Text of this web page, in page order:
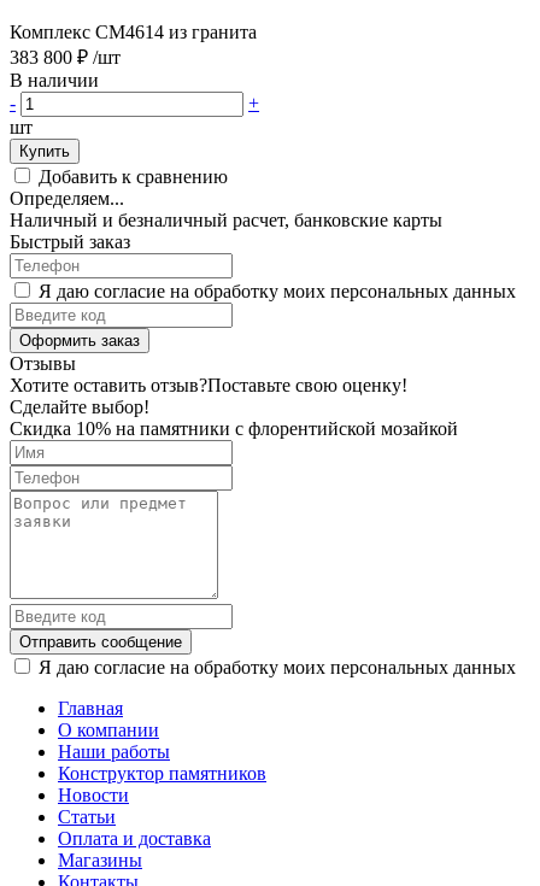
Комплекс CM4614 из гранита
383 800 ₽ /шт
В наличии
-
+
шт
Купить
Добавить к сравнению
Определяем...
Наличный и безналичный расчет, банковские карты
Быстрый заказ
Я даю согласие на обработку моих персональных данных
Оформить заказ
Отзывы
Хотите оставить отзыв?Поставьте свою оценку!
Сделайте выбор!
Скидка 10% на памятники с флорентийской мозайкой
Отправить сообщение
Я даю согласие на обработку моих персональных данных
Главная
О компании
Наши работы
Конструктор памятников
Новости
Статьи
Оплата и доставка
Магазины
Контакты